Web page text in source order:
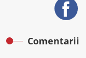
Comentarii